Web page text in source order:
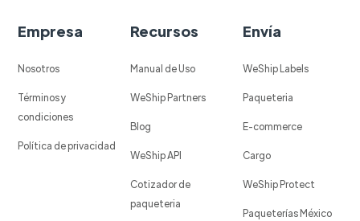
Empresa
Nosotros
Términos y
condiciones
Política de privacidad
Recursos
Manual de Uso
WeShip Partners
Blog
WeShip API
Cotizador de
paqueteria
Envía
WeShip Labels
Paqueteria
E-commerce
Cargo
WeShip Protect
Paqueterías México